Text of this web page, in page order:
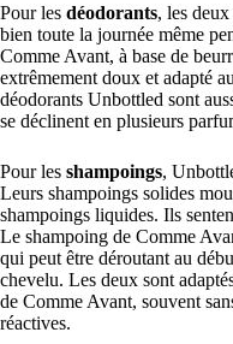
Pour les déodorants, les
bien toute la journée même
Comme Avant, à base de
extrêmement doux et adapté
déodorants Unbottled sont
se déclinent en plusieurs
Pour les shampoings,
Leurs shampoings solides
shampoings liquides. Ils
Le shampoing de Comme
qui peut être déroutant au
chevelu. Les deux sont
de Comme Avant, souvent
réactives.